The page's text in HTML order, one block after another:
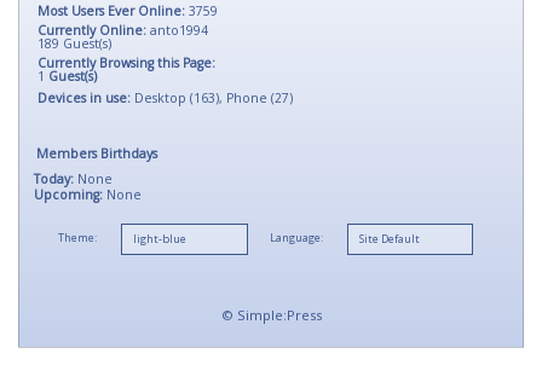
Most Users Ever Online: 3759
Currently Online: anto1994
189 Guest(s)
Currently Browsing this Page:
1 Guest(s)
Devices in use: Desktop (163), Phone (27)
Members Birthdays
Today: None
Upcoming: None
Theme: Language:
© Simple:Press